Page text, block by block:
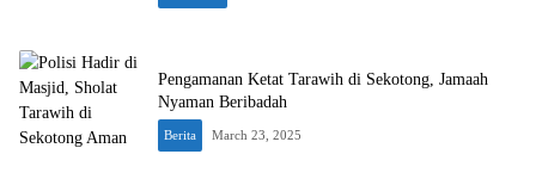
Pengamanan Ketat Tarawih di Sekotong, Jamaah
Nyaman Beribadah
Berita March 23, 2025